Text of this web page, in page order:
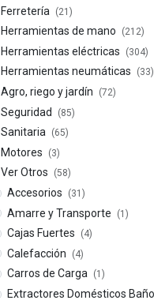
Ferretería (21)
Herramientas de mano (212)
Herramientas eléctricas (304)
Herramientas neumáticas (33)
Agro, riego y jardín (72)
Seguridad (85)
Sanitaria (65)
Motores (3)
Ver Otros (58)
Accesorios (31)
Amarre y Transporte (1)
Cajas Fuertes (4)
Calefacción (4)
Carros de Carga (1)
Extractores Domésticos Baño